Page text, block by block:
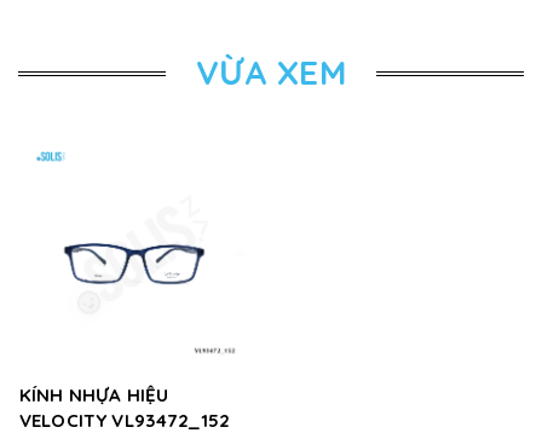
VỪA XEM
KÍNH NHỰA HIỆU
VELOCITY VL93472_152